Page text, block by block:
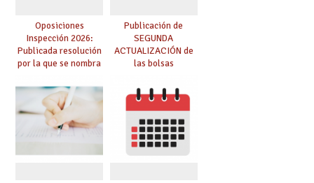
Oposiciones
Inspección 2026:
Publicada resolución
por la que se nombra
prácticas, se regulan
dichas prácticas y se
convoca acto público
de adjudicación
Publicación de
SEGUNDA
ACTUALIZACIÓN de
las bolsas
Cuerpo de Maestros
de especialidades
convocadas a
oposición